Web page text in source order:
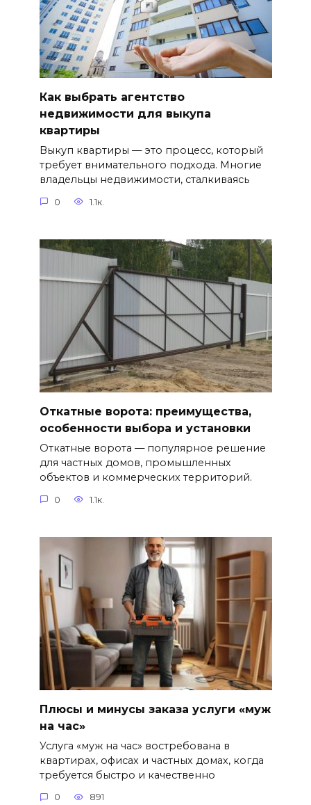
Как выбрать агентство
недвижимости для выкупа
квартиры
Выкуп квартиры — это процесс, который
требует внимательного подхода. Многие
владельцы недвижимости, сталкиваясь
0 1.1к.
Откатные ворота: преимущества,
особенности выбора и установки
Откатные ворота — популярное решение
для частных домов, промышленных
объектов и коммерческих территорий.
0 1.1к.
Плюсы и минусы заказа услуги «муж
на час»
Услуга «муж на час» востребована в
квартирах, офисах и частных домах, когда
требуется быстро и качественно
0 891